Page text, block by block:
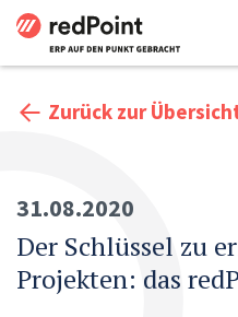
Zurück zur
31.08.2020
Der Schlüssel zu
Projekten: das